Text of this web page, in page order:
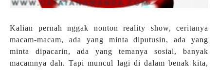
Kalian pernah nggak nonton reality show, ceritanya
macam-macam, ada yang minta diputusin, ada yang
minta dipacarin, ada yang temanya sosial, banyak
macamnya dah. Tapi muncul lagi di dalam benak kita,